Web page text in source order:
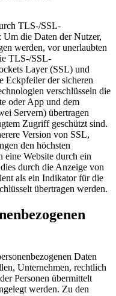
TLS-/SSL-
die Daten der Nutzer,
werden, vor unerlaubten
TLS-/SSL-
Layer (SSL) und
Eckpfeiler der sicheren
verschlüsseln die
oder App und dem
Servern) übertragen
Zugriff geschützt sind.
Version von SSL,
den höchsten
eine Website durch ein
durch die Anzeige von
als ein Indikator für die
übertragen werden.
Daten
Unternehmen, rechtlich
Personen übermittelt
werden. Zu den